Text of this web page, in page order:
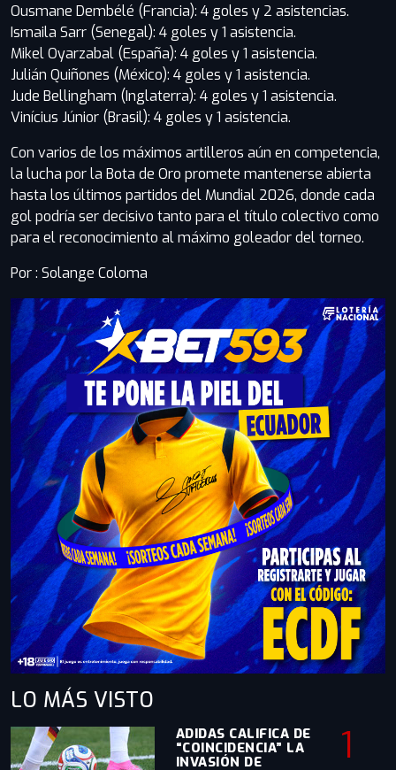
Ousmane Dembélé (Francia): 4 goles y 2 asistencias.
Ismaila Sarr (Senegal): 4 goles y 1 asistencia.
Mikel Oyarzabal (España): 4 goles y 1 asistencia.
Julián Quiñones (México): 4 goles y 1 asistencia.
Jude Bellingham (Inglaterra): 4 goles y 1 asistencia.
Vinícius Júnior (Brasil): 4 goles y 1 asistencia.
Con varios de los máximos artilleros aún en competencia,
la lucha por la Bota de Oro promete mantenerse abierta
hasta los últimos partidos del Mundial 2026, donde cada
gol podría ser decisivo tanto para el título colectivo como
para el reconocimiento al máximo goleador del torneo.
Por : Solange Coloma
LO MÁS VISTO
ADIDAS CALIFICA DE
“COINCIDENCIA” LA
INVASIÓN DE
1